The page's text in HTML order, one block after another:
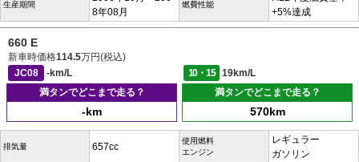
生産期間
8年08月
燃費性能
+5%達成
660 E
新車時価格114.5万円(税込)
JC08
-km/L 10・15
19km/L
満タンでどこまで走る？
-km
満タンでどこまで走る？
570km
排気量 657cc
使用燃料
エンジン
レギュラー
ガソリン